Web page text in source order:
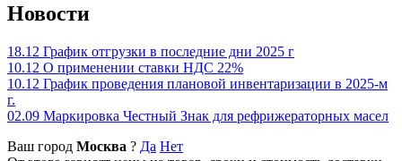
Новости
18.12 График отгрузки в последние дни 2025 г
10.12 О применении ставки НДС 22%
10.12 График проведения плановой инвентаризации в 2025-м
г.
02.09 Маркировка Честный Знак для рефрижераторных масел
Ваш город Москва ? Да Нет